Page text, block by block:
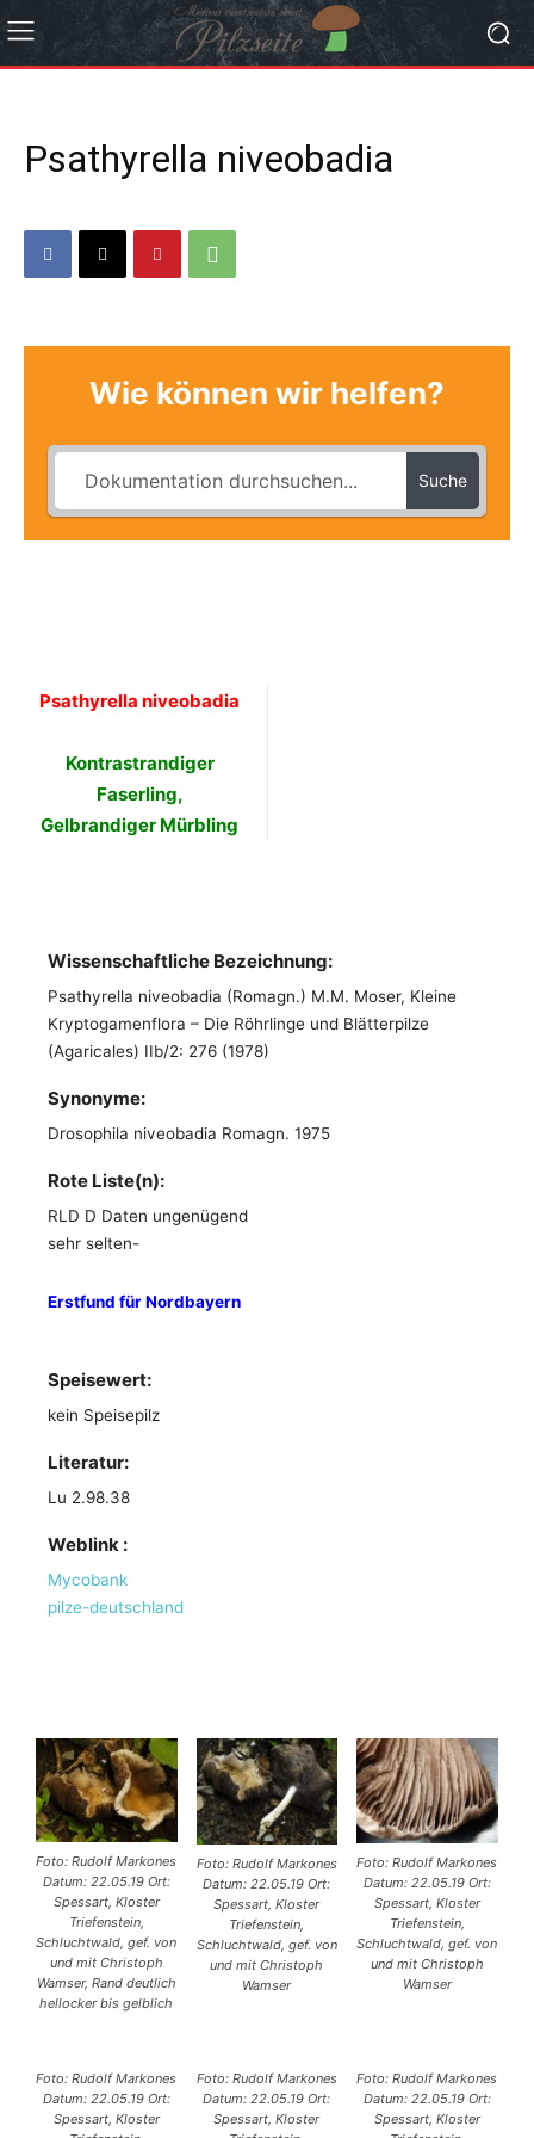
Psathyrella niveobadia
Wie können wir helfen?
Suche
Psathyrella niveobadia
Kontrastrandiger
Faserling,
Gelbrandiger Mürbling
Wissenschaftliche Bezeichnung:
Psathyrella niveobadia (Romagn.) M.M. Moser, Kleine
Kryptogamenflora – Die Röhrlinge und Blätterpilze
(Agaricales) IIb/2: 276 (1978)
Synonyme:
Drosophila niveobadia Romagn. 1975
Rote Liste(n):
RLD D Daten ungenügend
sehr selten-
Erstfund für Nordbayern
Speisewert:
kein Speisepilz
Literatur:
Lu 2.98.38
Weblink :
Mycobank
pilze-deutschland
Foto: Rudolf Markones
Datum: 22.05.19 Ort:
Spessart, Kloster
Triefenstein,
Schluchtwald, gef. von
und mit Christoph
Wamser, Rand deutlich
hellocker bis gelblich
Foto: Rudolf Markones
Datum: 22.05.19 Ort:
Spessart, Kloster
Triefenstein,
Schluchtwald, gef. von
und mit Christoph
Wamser
Foto: Rudolf Markones
Datum: 22.05.19 Ort:
Spessart, Kloster
Triefenstein,
Schluchtwald, gef. von
und mit Christoph
Wamser
Foto: Rudolf Markones
Datum: 22.05.19 Ort:
Spessart, Kloster
Foto: Rudolf Markones
Datum: 22.05.19 Ort:
Spessart, Kloster
Foto: Rudolf Markones
Datum: 22.05.19 Ort:
Spessart, Kloster